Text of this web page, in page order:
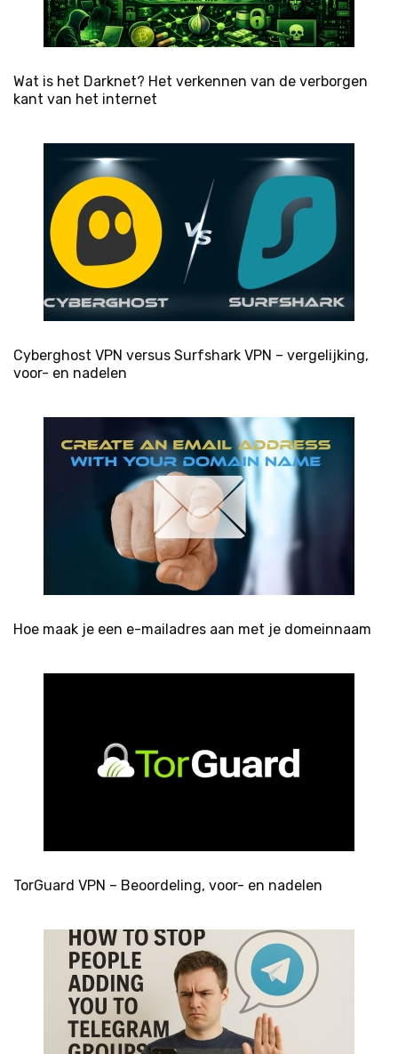
Wat is het Darknet? Het verkennen van de verborgen
kant van het internet
Cyberghost VPN versus Surfshark VPN – vergelijking,
voor- en nadelen
Hoe maak je een e-mailadres aan met je domeinnaam
TorGuard VPN – Beoordeling, voor- en nadelen